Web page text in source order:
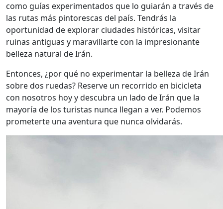
como guías experimentados que lo guiarán a través de
las rutas más pintorescas del país. Tendrás la
oportunidad de explorar ciudades históricas, visitar
ruinas antiguas y maravillarte con la impresionante
belleza natural de Irán.
Entonces, ¿por qué no experimentar la belleza de Irán
sobre dos ruedas? Reserve un recorrido en bicicleta
con nosotros hoy y descubra un lado de Irán que la
mayoría de los turistas nunca llegan a ver. Podemos
prometerte una aventura que nunca olvidarás.